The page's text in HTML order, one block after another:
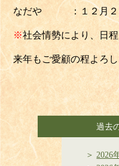
なだや ：１２月２
※社会情勢により、日
来年もご愛顧の程よろ
過去
2026